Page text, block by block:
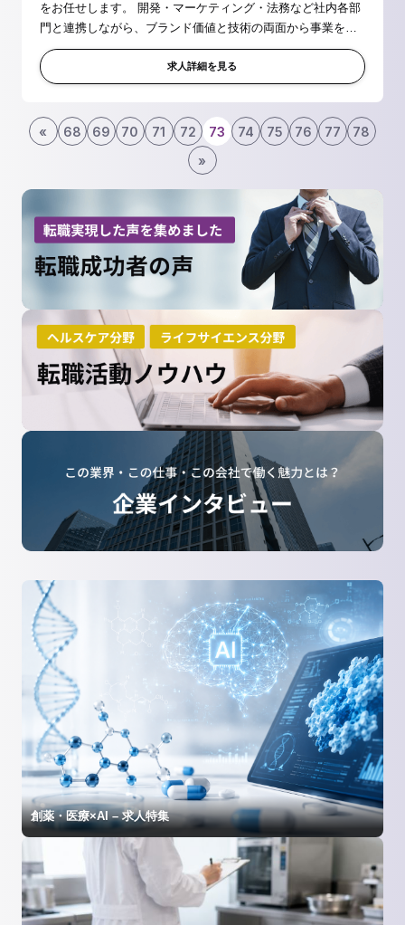
をお任せします。 開発・マーケティング・法務など社内各部
門と連携しながら、ブランド価値と技術の両面から事業を支
えるポジションです。 【具体的には】 ◆知的財産に関する業
務全般 ・意匠、商...
求人詳細を見る
« 68 69 70 71 72 73 74 75 76 77
78
»
創薬・医療×AI – 求人特集